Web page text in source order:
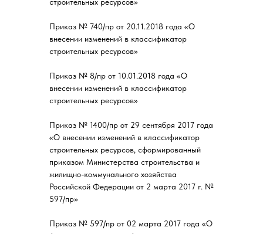
Приказ № 740/пр от 20.11.2018 года «О
внесении изменений в классификатор
строительных ресурсов»
Приказ № 8/пр от 10.01.2018 года «О
внесении изменений в классификатор
строительных ресурсов»
Приказ № 1400/пр от 29 сентября 2017 года
«О внесении изменений в классификатор
строительных ресурсов, сформированный
приказом Министерства строительства и
жилищно-коммунального хозяйства
Российской Федерации от 2 марта 2017 г. №
597/пр»
Приказ № 597/пр от 02 марта 2017 года «О